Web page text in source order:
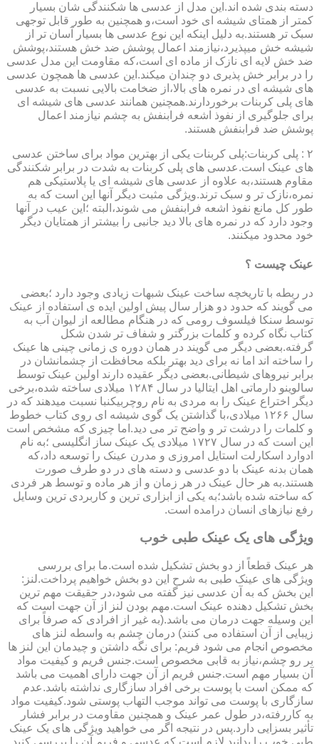
دسته بندی شده اند.این مدل از عدسی ها شکنندگی شان بسیار
کمتر از همتای شیشه ای خود است،و همچنین به طور قابل توجهی
سبک تر هستند.به دلیل اینکه این نوع عدسی ها بسیار آسان تر از
شیشه خش میپذیرد،نیازمند اعمال پوشش ضد خش هستند،پوشش
ضد خش لایه ای نازک از ماده ای است،که مقاومت این مدل عدسی
را در برابر خش پذیری دو چندان میکند.این عدسی ها همچون عدسی
های شیشه ای در نمره های بالا،از ضخامت بالایی نسبت به عدسی
های پلی کربنات برخوردارند.همچنین همانند عدسی های شیشه ای
برای جلوگیری از نفوذ اشعه فرابنفش به چشم نیازمند اعمال
پوشش ضد فرابنفش هستند.
۲ : پلی کربنات:پلی کربنات یکی از بهترین مواد برای ساختن عدسی
های عینک است.عدسی های پلی کربنات به شدت در برابر شکنندگی
مقاوم هستند،به علاوه از عدسی های شیشه ای یا پلاستیکی هم
نمره،نازک تر و سبک ترند.ویژگی مثبت دیگر آنها این است که به
طور کل مانع نفوذ اشعه فرابنفش می شوند،البته ؛این عیب در آنها
وجود دارد که در نمره های بالا دید جانبی را بیشتر از همتایان دیگر
خود محدود میکنند.
عینک چیست ؟
در ربطه با تاریخچه ساخت عینک شبهات زیادی وجود دارد ؛بعضی
می گویند که حدود دو هزار سال پیش اولین ایده ی استفاده از عینک
توسط سنکا فیلسوف رومی که در هنگام مطالعه از لیوان آب به
کتاب نگاه کرده و کلمات بزرگتر و شفاف تر شدن شکل
گرفته.بعضی دیگر می گویند در همان دوره ی زمانی چینی ها عینک
را ساخته اند اما نه برای دید بهتر بلکه محافظت از چشمانشان در
برابر نیروهای شیطانی.بعضی دیگر عقیده دارند اولین عینک توسط
سالوینو دارماتی اهل ایتالیا در سال ۱۲۸۴ میلادی ساخته شده،برخی
دیگر اختراع عینک را به مردی به نام روچربیکنبا نسبت میدهند که در
سال ۱۲۶۶ میلادی،با گذاشتن یک گوی شیشه ای روی کتاب خطوط
و کلمات را درشت تر و واضح تر می دید.اما چیزی که مشخص است
این است که در سال ۱۷۲۷ میلادی یک عینک ساز انگلیسی ؛به نام
ادوارد اسکارلت استایل امروزی و مدرن عینک را توسعه داد،که
همان بدنه عینک با دو عدسی و دسته های در دو طرف صورت
هستند.به هر حال عینک در هر زمان و از هر ماده و توسط هر فردی
که ساخته شده باشد؛به یکی از ابزاری ترین و کاربردی ترین وسایل
رفع نیازهای انسان درامده است.
ویژگی های یک عینک طبی خوب
هر عینک قطعاً از دو بخش تشکیل شده است.ما برای بررسی
ویژگی های عینک طبی به شرح این دو بخش خواهیم پرداخت.لنز:
این بخش که به آن عدسی نیز گفته می شود،در حقیقت مهم ترین
بخش تشکیل دهنده عینک است.مهم بودن لنز از آن جهت است که
این وسیله جهت درمان می باشد.(به غیر از افرادی که صرفاً برای
زیبایی از آن استفاده می کنند) درمان چشم به واسطه لنز های
مخصوص انجام می شود فریم: برای نگه داشتن و چیدمان این لنز ها
بر رو چشم،نیاز به قابی مخصوص است.جنس فریم و کیفیت مواد
آن بسیار مهم است.جنس فریم از آن جهت دارای اهمیت می باشد
که ممکن است با پوست برخی افراد سازگاری نداشته باشد.عدم
سازگاری با پوست می تواند موجب التهاب پوستی شود.کیفیت مواد
به کاررفته،در طول عمر عینک و همچنین مقاومت در برابر فشار
تأثیر بسزایی دارد.پس در نتیجه اگر می خواهید ویژگی های یک عینک